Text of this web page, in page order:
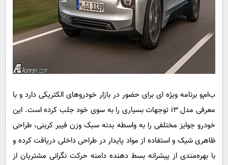
ب‌ام‌و برنامه ویژه ای برای حضور در بازار خودروهای الکتریکی دارد و با
معرفی مدلi3 توجهات بسیاری را به سوی خود جلب کرده است. این
خودرو جوایز مختلفی را به واسطه بدنه سبک وزن فیبر کربنی، طراحی
ظاهری شیک و استفاده از مواد پایدار در طراحی داخلی دریافت کرده و
با بهره‌مندی از پیشرانه بسط دهنده دامنه حرکت نگرانی مشتریان از